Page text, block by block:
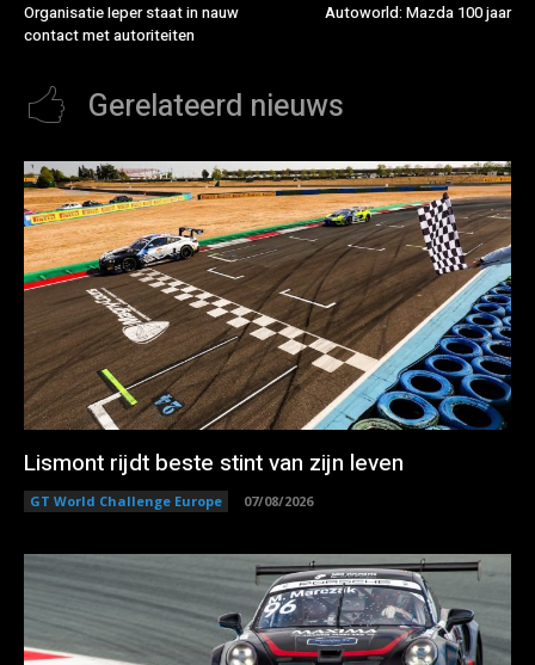
Organisatie Ieper staat in nauw
contact met autoriteiten
Autoworld: Mazda 100 jaar
Gerelateerd nieuws
Lismont rijdt beste stint van zijn leven
GT World Challenge Europe 07/08/2026